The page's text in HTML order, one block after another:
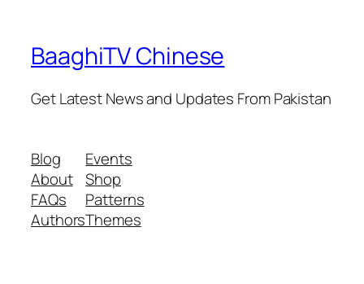
BaaghiTV Chinese
Get Latest News and Updates From Pakistan
Blog
About
FAQs
Authors
Events
Shop
Patterns
Themes